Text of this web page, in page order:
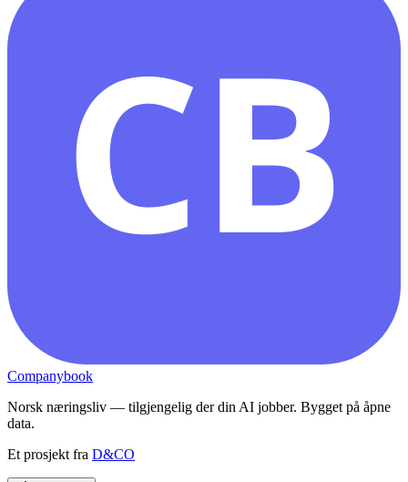
CB
Companybook
Norsk næringsliv — tilgjengelig der din AI jobber. Bygget på åpne
data.
Et prosjekt fra D&CO